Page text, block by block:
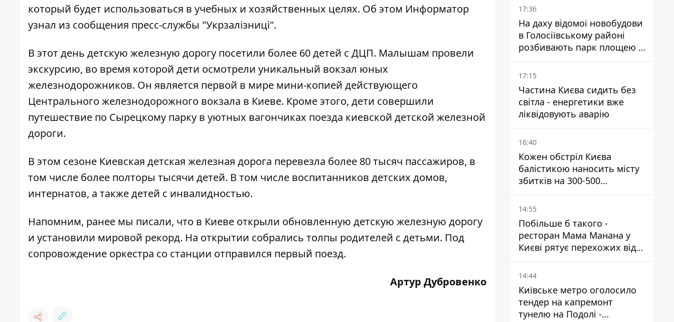
который будет использоваться в учебных и хозяйственных целях. Об этом Информатор
узнал из сообщения пресс-службы "Укрзалізниці".
В этот день детскую железную дорогу посетили более 60 детей с ДЦП. Малышам провели
экскурсию, во время которой дети осмотрели уникальный вокзал юных
железнодорожников. Он является первой в мире мини-копией действующего
Центрального железнодорожного вокзала в Киеве. Кроме этого, дети совершили
путешествие по Сырецкому парку в уютных вагончиках поезда киевской детской железной
дороги.
В этом сезоне Киевская детская железная дорога перевезла более 80 тысяч пассажиров, в
том числе более полторы тысячи детей. В том числе воспитанников детских домов,
интернатов, а также детей с инвалидностью.
Напомним, ранее мы писали, что в Киеве открыли обновленную детскую железную дорогу
и установили мировой рекорд. На открытии собрались толпы родителей с детьми. Под
сопровождение оркестра со станции отправился первый поезд.
Артур Дубровенко
17:36
На даху відомої новобудови
в Голосіївському районі
розбивають парк площею в
гектар
17:15
Частина Києва сидить без
світла - енергетики вже
ліквідовують аварію
16:40
Кожен обстріл Києва
балістикою наносить місту
збитків на 300-500
мільйонів - Петро
Пантелеєв
14:55
Побільше б такого -
ресторан Мама Манана у
Києві рятує перехожих від
спеки
14:44
Київське метро оголосило
тендер на капремонт
тунелю на Подолі -